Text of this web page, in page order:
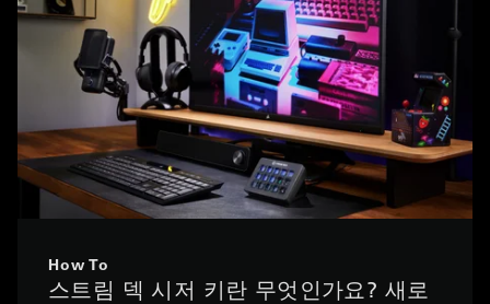
How To
스트림 덱 시저 키란 무엇인가요? 새로